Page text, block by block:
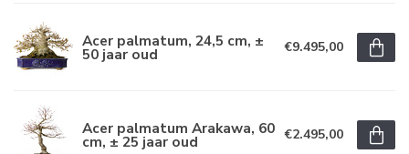
Acer palmatum, 24,5 cm, ±
50 jaar oud €9.495,00
Acer palmatum Arakawa, 60
cm, ± 25 jaar oud €2.495,00